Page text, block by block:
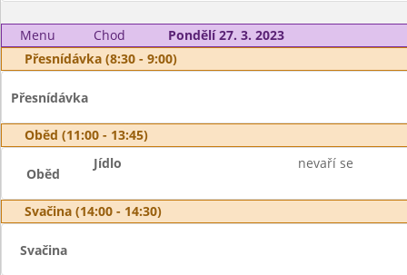
Menu Chod
Pondělí 27. 3. 2023
Přesnídávka (8:30 - 9:00)
Přesnídávka
Oběd (11:00 - 13:45)
Oběd
Jídlo nevaří se
Svačina (14:00 - 14:30)
Svačina